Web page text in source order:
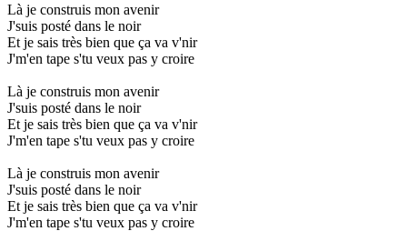
Là je construis mon avenir
J'suis posté dans le noir
Et je sais très bien que ça va v'nir
J'm'en tape s'tu veux pas y croire
Là je construis mon avenir
J'suis posté dans le noir
Et je sais très bien que ça va v'nir
J'm'en tape s'tu veux pas y croire
Là je construis mon avenir
J'suis posté dans le noir
Et je sais très bien que ça va v'nir
J'm'en tape s'tu veux pas y croire